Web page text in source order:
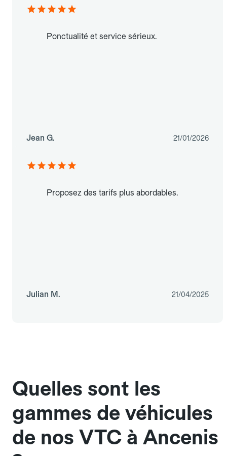
Ponctualité et service sérieux.
Jean G. 21/01/2026
Proposez des tarifs plus abordables.
Julian M. 21/04/2025
Quelles sont les
gammes de véhicules
de nos VTC à Ancenis